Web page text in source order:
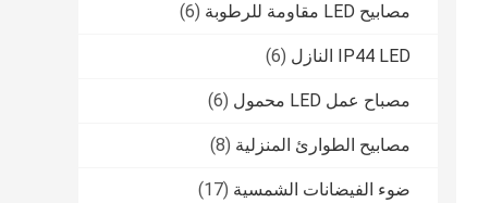
مصابيح LED مقاومة للرطوبة (6)
IP44 LED النازل (6)
مصباح عمل LED محمول (6)
مصابيح الطوارئ المنزلية (8)
ضوء الفيضانات الشمسية (17)